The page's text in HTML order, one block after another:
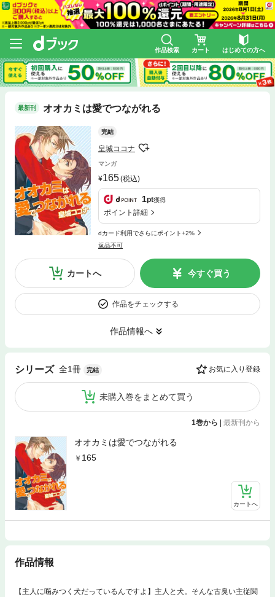
作品検索 カート はじめての方へ
最新刊 オオカミは愛でつながれる
完結
皇城ココナ
マンガ
165(税込)
1pt獲得
ポイント詳細
dカード利用でさらにポイント+2%
返品不可
カートへ 今すぐ買う
作品をチェックする
作品情報へ
シリーズ 全1冊 完結 お気に入り登録
未購入巻をまとめて買う
1巻から 最新刊から
オオカミは愛でつながれる
165
カートへ
作品情報
【主人に噛みつく犬だっているんですよ】主人と犬。そんな古臭い主従関